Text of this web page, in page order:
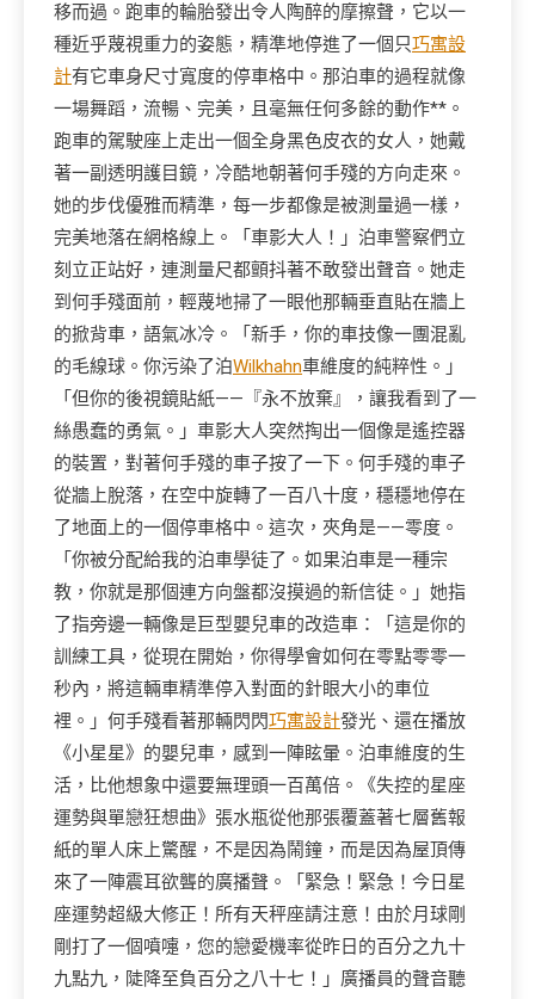
移而過。跑車的輪胎發出令人陶醉的摩擦聲，它以一
種近乎蔑視重力的姿態，精準地停進了一個只巧寓設
計有它車身尺寸寬度的停車格中。那泊車的過程就像
一場舞蹈，流暢、完美，且毫無任何多餘的動作**。
跑車的駕駛座上走出一個全身黑色皮衣的女人，她戴
著一副透明護目鏡，冷酷地朝著何手殘的方向走來。
她的步伐優雅而精準，每一步都像是被測量過一樣，
完美地落在網格線上。「車影大人！」泊車警察們立
刻立正站好，連測量尺都顫抖著不敢發出聲音。她走
到何手殘面前，輕蔑地掃了一眼他那輛垂直貼在牆上
的掀背車，語氣冰冷。「新手，你的車技像一團混亂
的毛線球。你污染了泊Wilkhahn車維度的純粹性。」
「但你的後視鏡貼紙——『永不放棄』，讓我看到了一
絲愚蠢的勇氣。」車影大人突然掏出一個像是遙控器
的裝置，對著何手殘的車子按了一下。何手殘的車子
從牆上脫落，在空中旋轉了一百八十度，穩穩地停在
了地面上的一個停車格中。這次，夾角是——零度。
「你被分配給我的泊車學徒了。如果泊車是一種宗
教，你就是那個連方向盤都沒摸過的新信徒。」她指
了指旁邊一輛像是巨型嬰兒車的改造車：「這是你的
訓練工具，從現在開始，你得學會如何在零點零零一
秒內，將這輛車精準停入對面的針眼大小的車位
裡。」何手殘看著那輛閃閃巧寓設計發光、還在播放
《小星星》的嬰兒車，感到一陣眩暈。泊車維度的生
活，比他想象中還要無理頭一百萬倍。《失控的星座
運勢與單戀狂想曲》張水瓶從他那張覆蓋著七層舊報
紙的單人床上驚醒，不是因為鬧鐘，而是因為屋頂傳
來了一陣震耳欲聾的廣播聲。「緊急！緊急！今日星
座運勢超級大修正！所有天秤座請注意！由於月球剛
剛打了一個噴嚏，您的戀愛機率從昨日的百分之九十
九點九，陡降至負百分之八十七！」廣播員的聲音聽